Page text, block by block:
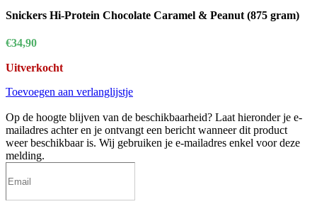
Snickers Hi-Protein Chocolate Caramel & Peanut (875 gram)
€34,90
Uitverkocht
Toevoegen aan verlanglijstje
Op de hoogte blijven van de beschikbaarheid? Laat hieronder je e-
mailadres achter en je ontvangt een bericht wanneer dit product
weer beschikbaar is. Wij gebruiken je e-mailadres enkel voor deze
melding.